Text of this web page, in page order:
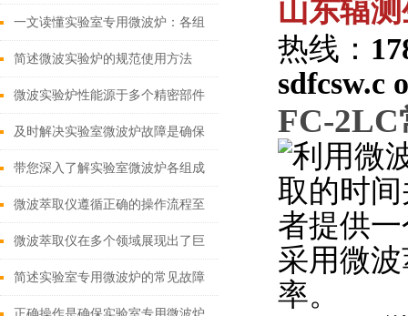
准操作流程与使用要点
一文读懂实验室专用微波炉：各组
成部件的功能特点及协同工作原理
简述微波实验炉的规范使用方法
微波实验炉性能源于多个精密部件
的协同设计
及时解决实验室微波炉故障是确保
其安全使用的核心举措
带您深入了解实验室微波炉各组成
部件的功能特点
微波萃取仪遵循正确的操作流程至
关重要
微波萃取仪在多个领域展现出了巨
大的潜力
简述实验室专用微波炉的常见故障
相应解决方法
山东辐
热线：
sdfcsw.c
FC-2LC
利用微
取的时
者提供
采用微
率。